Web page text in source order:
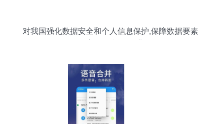
对我国强化数据安全和个人信息保护,保障数据要素